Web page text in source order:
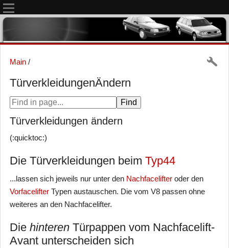
Main /
TürverkleidungenÄndern
Türverkleidungen ändern
(:quicktoc:)
Die Türverkleidungen beim Typ44
...lassen sich jeweils nur unter den Nachfacelifter oder den
Vorfacelifter Typen austauschen. Die vom V8 passen ohne
weiteres an den Nachfacelifter.
Die hinteren Türpappen vom Nachfacelift-
Avant unterscheiden sich